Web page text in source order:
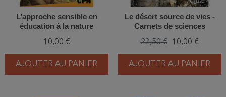
L’approche sensible en
éducation à la nature
10,00 €
AJOUTER AU PANIER
Le désert source de vies -
Carnets de sciences
23,50 € 10,00 €
AJOUTER AU PANIER